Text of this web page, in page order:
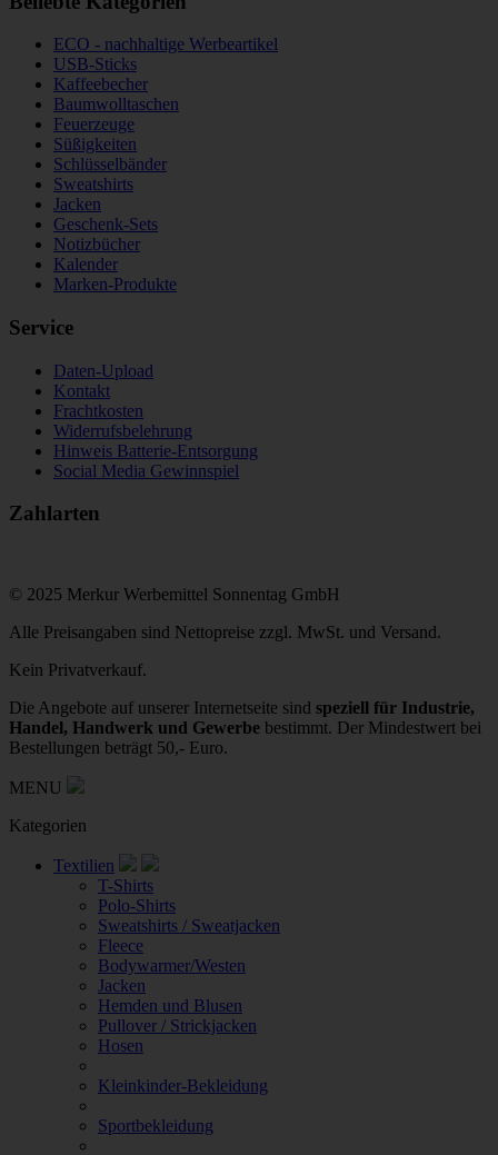
ECO - nachhaltige Werbeartikel
USB-Sticks
Kaffeebecher
Baumwolltaschen
Feuerzeuge
Süßigkeiten
Schlüsselbänder
Sweatshirts
Jacken
Geschenk-Sets
Notizbücher
Kalender
Marken-Produkte
Service
Daten-Upload
Kontakt
Frachtkosten
Widerrufsbelehrung
Hinweis Batterie-Entsorgung
Social Media Gewinnspiel
Zahlarten
© 2025 Merkur Werbemittel Sonnentag GmbH
Alle Preisangaben sind Nettopreise zzgl. MwSt. und Versand.
Kein Privatverkauf.
Die Angebote auf unserer Internetseite sind speziell für Industrie,
Handel, Handwerk und Gewerbe bestimmt. Der Mindestwert bei
Bestellungen beträgt 50,- Euro.
MENU
Kategorien
Textilien
T-Shirts
Polo-Shirts
Sweatshirts / Sweatjacken
Fleece
Bodywarmer/Westen
Jacken
Hemden und Blusen
Pullover / Strickjacken
Hosen
Kleinkinder-Bekleidung
Sportbekleidung